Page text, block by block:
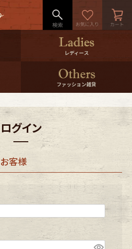
＆10％Offクーポンプレゼン
ト
％0ffクーポンプレゼント
LINE ID連携
マイページ
International Shipping
特集一覧
スタッフコーディネート
レディース
ファッション雑貨
ログイン
客様